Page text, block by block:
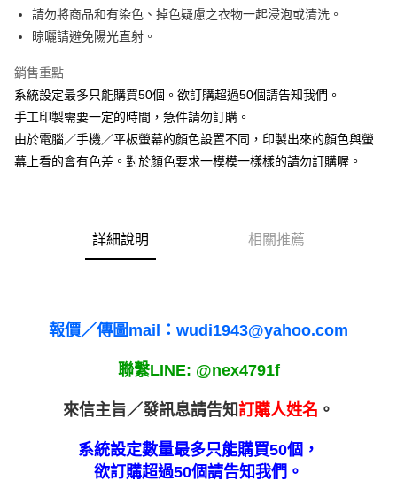
便利好安心！
１．簡單：不需註冊會員、不需綁卡、不需儲值。
【「AFTEE先享後付」結帳流程】
１．於結帳方式選擇「AFTEE先享後付」後，將跳轉至「AFTEE先享後付」
結帳頁面，進行簡訊認證並確認金額後，即可完成結帳。
２．訂單成立數日內，您將收到繳費通知簡訊。
３．收到繳費通知簡訊後14天內，點擊此簡訊中的連結，可透過四大超商／
※ 交易是否成功請以「AFTEE先享後付 」之結帳頁面顯示為準，若有關於
１．透過由恩沛科技股份有限公司提供之「AFTEE先享後付」服務完成之交
易，需依本服務之必要範圍內提供個人資料，並將交易相關給付款項請求債
２．關於個人資料處理事宜，請瀏覽以下網址：
３．未成年的使用者請事先徵得法定代理人或監護人之同意方可使用
「AFTEE先享後付」，若未經同意申辦者引起之損失，本公司不負相關責
４．使用「AFTEE先享後付」時，將依據個別帳號之用戶狀況，依本公司即
時審查核予不同之上限額度；若仍有額度不足之情形，本公司將視審查結果
請求用戶進行身份認證。
運送方式
全家付款取貨
每筆NT$65，滿NT$2,000(含以上)免運費
付款後全家取貨
每筆NT$65，滿NT$2,000(含以上)免運費
付款後7-11取貨
每筆NT$65，滿NT$2,000(含以上)免運費
每筆NT$180，滿NT$10,000(含以上)免運費
請勿將商品和有染色、掉色疑慮之衣物一起浸泡或清洗。
晾曬請避免陽光直射。
銷售重點
系統設定最多只能購買50個。欲訂購超過50個請告知我們。
手工印製需要一定的時間，急件請勿訂購。
由於電腦／手機／平板螢幕的顏色設置不同，印製出來的顏色與螢
幕上看的會有色差。對於顏色要求一模模一樣樣的請勿訂購喔。
詳細說明 相關推薦
報價／傳圖mail：wudi1943@yahoo.com
聯繫LINE: @nex4791f
來信主旨／發訊息請告知訂購人姓名 。
系統設定數量最多只能購買50個，
欲訂購超過50個請告知我們。